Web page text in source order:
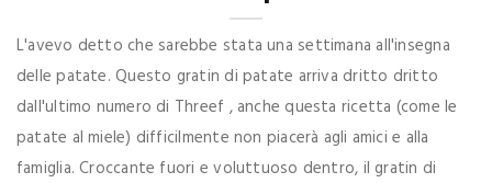
L'avevo detto che sarebbe stata una settimana all'insegna
delle patate. Questo gratin di patate arriva dritto dritto
dall'ultimo numero di Threef , anche questa ricetta (come le
patate al miele) difficilmente non piacerà agli amici e alla
famiglia. Croccante fuori e voluttuoso dentro, il gratin di